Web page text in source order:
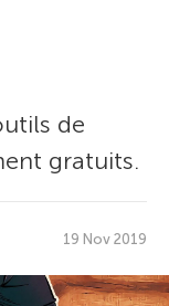
de
gratuits.
19 Nov 2019